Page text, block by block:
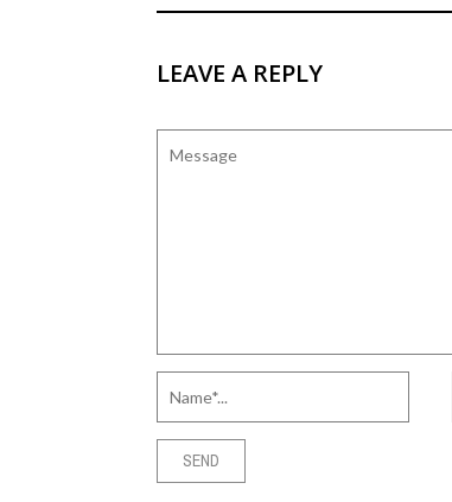
LEAVE A REPLY